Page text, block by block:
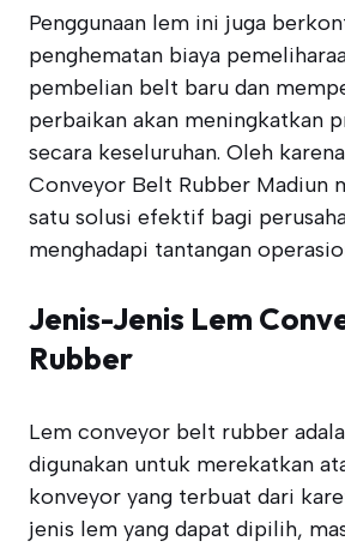
Penggunaan lem ini juga
penghematan biaya
pembelian belt baru dan
perbaikan akan meningkatkan
secara keseluruhan. Oleh
Conveyor Belt Rubber Madiun
satu solusi efektif bagi
menghadapi tantangan
Jenis-Jenis Lem
Rubber
Lem conveyor belt rubber
digunakan untuk merekatkan
konveyor yang terbuat dari
jenis lem yang dapat dipilih,